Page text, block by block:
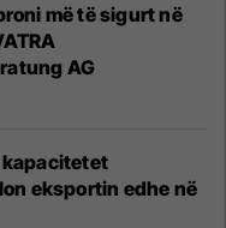
më të sigurt në
AG
kapacitetet
eksportin edhe në